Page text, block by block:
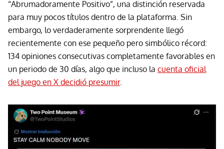
“Abrumadoramente Positivo”, una distinción reservada
para muy pocos títulos dentro de la plataforma. Sin
embargo, lo verdaderamente sorprendente llegó
recientemente con ese pequeño pero simbólico récord:
134 opiniones consecutivas completamente favorables en
un periodo de 30 días, algo que incluso la cuenta oficial
del juego en X decidió presumir.